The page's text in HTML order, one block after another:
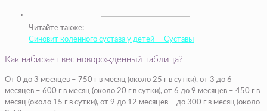
Читайте также:
Синовит коленного сустава у детей — Суставы
Как набирает вес новорожденный таблица?
От 0 до 3 месяцев – 750 г в месяц (около 25 г в сутки), от 3 до 6
месяцев – 600 г в месяц (около 20 г в сутки), от 6 до 9 месяцев – 450 г в
месяц (около 15 г в сутки), от 9 до 12 месяцев – до 300 г в месяц (около